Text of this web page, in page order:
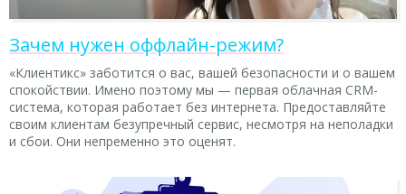
Зачем нужен оффлайн-режим?
«Клиентикс» заботится о вас, вашей безопасности и о вашем
спокойствии. Имено поэтому мы — первая облачная CRM-
система, которая работает без интернета. Предоставляйте
своим клиентам безупречный сервис, несмотря на неполадки
и сбои. Они непременно это оценят.